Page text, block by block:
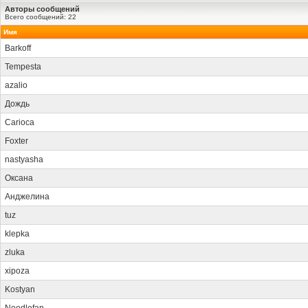
Авторы сообщений
Всего сообщений: 22
Имя
Barkoff
Tempesta
azalio
Дождь
Carioca
Foxter
nastyasha
Оксана
Анджелина
tuz
klepka
zluka
xipoza
Kostyan